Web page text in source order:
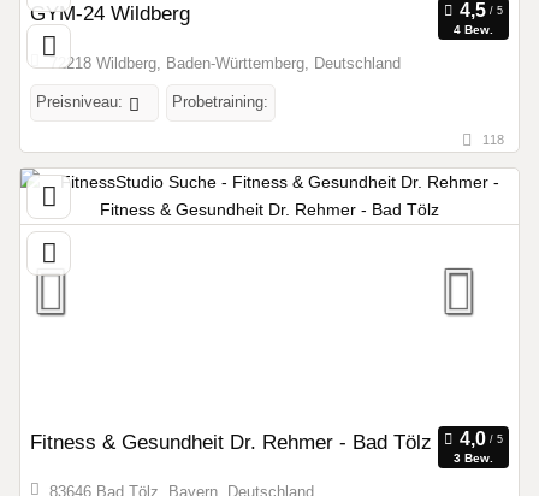
GYM-24 Wildberg
4 Bew.
72218 Wildberg, Baden-Württemberg, Deutschland
Preisniveau: Probetraining:
118
Fitness & Gesundheit Dr. Rehmer - Bad Tölz
3 Bew.
83646 Bad Tölz, Bayern, Deutschland